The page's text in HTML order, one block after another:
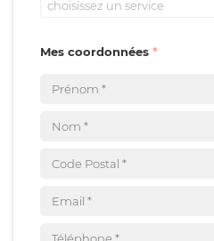
choisissez un service
Mes coordonnées